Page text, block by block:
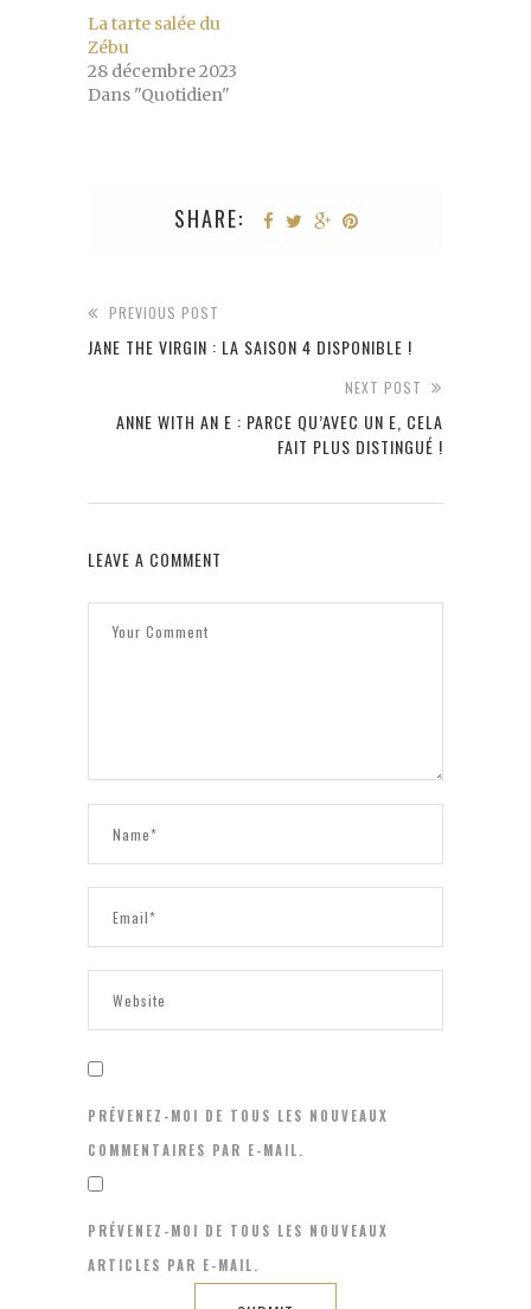
La tarte salée du
Zébu
28 décembre 2023
Dans "Quotidien"
SHARE:
PREVIOUS POST
JANE THE VIRGIN : LA SAISON 4 DISPONIBLE !
NEXT POST
ANNE WITH AN E : PARCE QU’AVEC UN E, CELA
FAIT PLUS DISTINGUÉ !
LEAVE A COMMENT
PRÉVENEZ-MOI DE TOUS LES NOUVEAUX
COMMENTAIRES PAR E-MAIL.
PRÉVENEZ-MOI DE TOUS LES NOUVEAUX
ARTICLES PAR E-MAIL.